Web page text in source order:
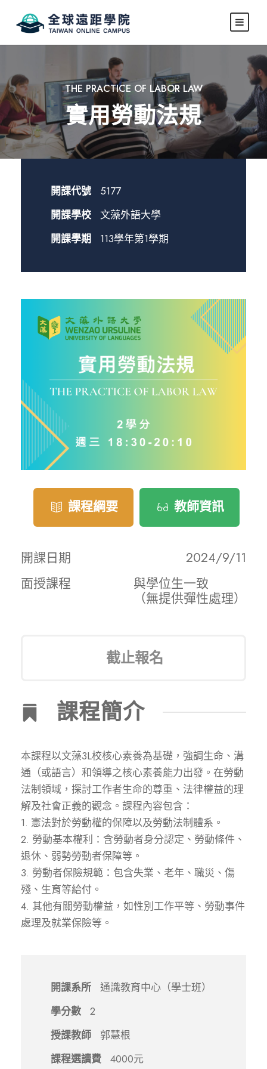
THE PRACTICE OF LABOR LAW
實用勞動法規
開課代號
5177
開課學校
文藻外語大學
開課學期
113學年第1學期
課程綱要 教師資訊
開課日期
2024/9/11
面授課程
與學位生一致
（無提供彈性處理）
截止報名
課程簡介
本課程以文藻3L校核心素養為基礎，強調生命、溝
通（或語言）和領導之核心素養能力出發。在勞動
法制領域，探討工作者生命的尊重、法律權益的理
解及社會正義的觀念。課程內容包含：
1. 憲法對於勞動權的保障以及勞動法制體系。
2. 勞動基本權利：含勞動者身分認定、勞動條件、
退休、弱勢勞動者保障等。
3. 勞動者保險規範：包含失業、老年、職災、傷
殘、生育等給付。
4. 其他有關勞動權益，如性別工作平等、勞動事件
處理及就業保險等。
開課系所
通識教育中心（學士班）
學分數
2
授課教師
郭慧根
課程選讀費
4000元